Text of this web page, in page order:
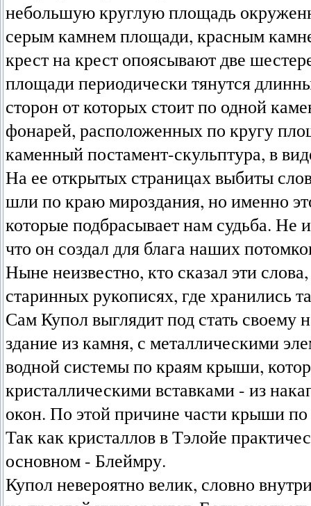
небольшую круглую площадь
серым камнем площади, красным
крест на крест опоясывают две
площади периодически тянутся
сторон от которых стоит по одной
фонарей, расположенных по кругу
каменный постамент-скульптура, в
На ее открытых страницах выбиты
шли по краю мироздания, но именно
которые подбрасывает нам судьба. Не
что он создал для блага наших
Ныне неизвестно, кто сказал эти
старинных рукописях, где хранились
Сам Купол выглядит под стать своему
здание из камня, с металлическими
водной системы по краям крыши,
кристаллическими вставками - из
окон. По этой причине части крыши
Так как кристаллов в Тэлойе
основном - Блеймру.
Купол невероятно велик, словно